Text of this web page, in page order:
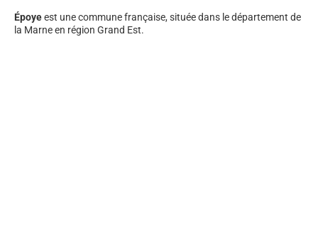
Époyeest une commune française, située dans le département de
la Marne en région Grand Est.